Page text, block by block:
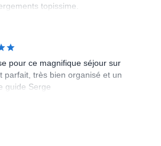
topissime.
pour ce magnifique séjour sur
parfait, très bien organisé et un
guide Serge